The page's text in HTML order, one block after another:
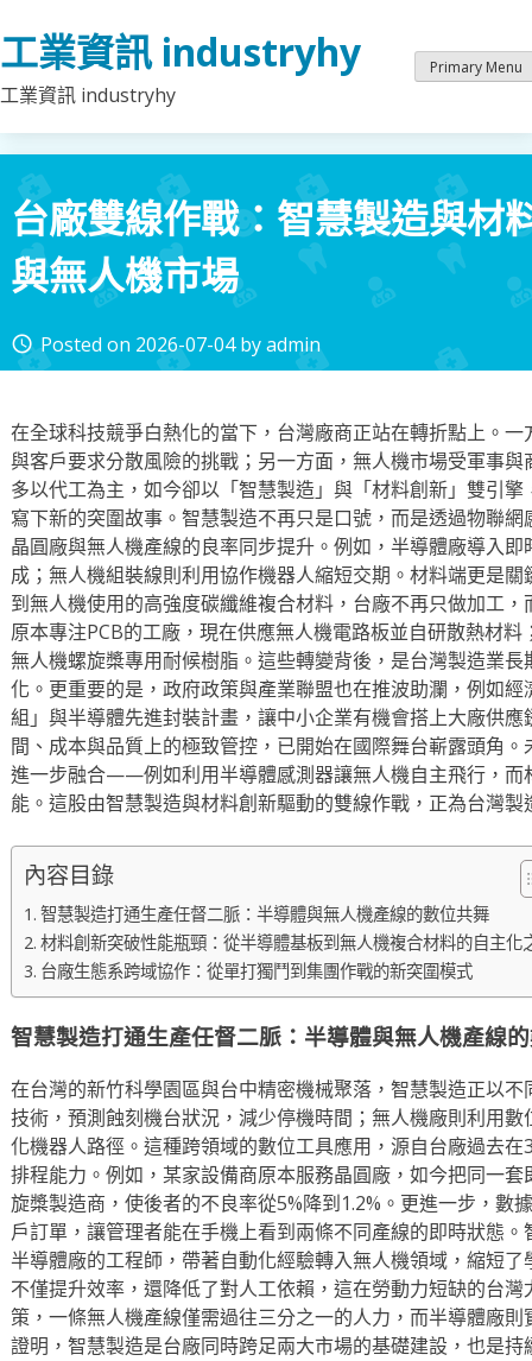
to
content
工業資訊 industryhy
工業資訊 industryhy
Primary Menu
台廠雙線作戰：智慧製造與材
與無人機市場
access_time Posted on 2026-07-04byadmin
在全球科技競爭白熱化的當下，台灣廠商正站在轉折點上。
與客戶要求分散風險的挑戰；另一方面，無人機市場受軍事
多以代工為主，如今卻以「智慧製造」與「材料創新」雙引
寫下新的突圍故事。智慧製造不再只是口號，而是透過物聯
晶圓廠與無人機產線的良率同步提升。例如，半導體廠導入
成；無人機組裝線則利用協作機器人縮短交期。材料端更是
到無人機使用的高強度碳纖維複合材料，台廠不再只做加工
原本專注PCB的工廠，現在供應無人機電路板並自研散熱材
無人機螺旋槳專用耐候樹脂。這些轉變背後，是台灣製造業
化。更重要的是，政府政策與產業聯盟也在推波助瀾，例如
組」與半導體先進封裝計畫，讓中小企業有機會搭上大廠供
間、成本與品質上的極致管控，已開始在國際舞台嶄露頭角
進一步融合——例如利用半導體感測器讓無人機自主飛行，而
能。這股由智慧製造與材料創新驅動的雙線作戰，正為台灣
內容目錄
智慧製造打通生產任督二脈：半導體與無人機產線的數位共舞
材料創新突破性能瓶頸：從半導體基板到無人機複合材料的自主化
台廠生態系跨域協作：從單打獨鬥到集團作戰的新突圍模式
智慧製造打通生產任督二脈：半導體與無人機產線
在台灣的新竹科學園區與台中精密機械聚落，智慧製造正以
技術，預測蝕刻機台狀況，減少停機時間；無人機廠則利用
化機器人路徑。這種跨領域的數位工具應用，源自台廠過去
排程能力。例如，某家設備商原本服務晶圓廠，如今把同一
旋槳製造商，使後者的不良率從5%降到1.2%。更進一步，數
戶訂單，讓管理者能在手機上看到兩條不同產線的即時狀態
半導體廠的工程師，帶著自動化經驗轉入無人機領域，縮短
不僅提升效率，還降低了對人工依賴，這在勞動力短缺的台
策，一條無人機產線僅需過往三分之一的人力，而半導體廠
證明，智慧製造是台廠同時跨足兩大市場的基礎建設，也是持